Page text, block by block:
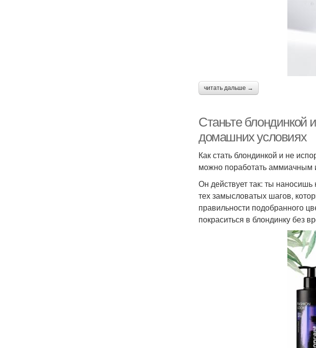
читать дальше →
Станьте блондинкой
домашних условиях
Как стать блондинкой и не
можно поработать аммиачным
Он действует так: ты
тех замысловатых шагов,
правильности подобранного
покраситься в блондинку без